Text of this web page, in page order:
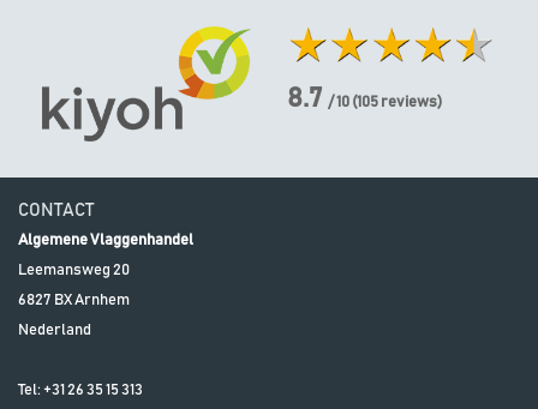
8.7 / 10 (105 reviews)
CONTACT
Algemene Vlaggenhandel
Leemansweg 20
6827 BXArnhem
Nederland
Tel: +31 26 35 15 313